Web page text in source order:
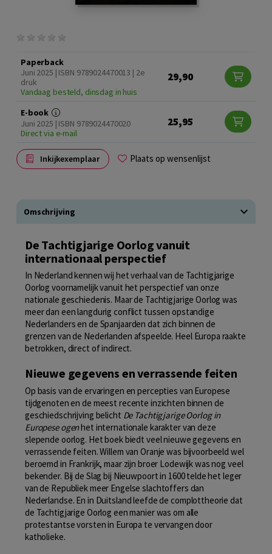
Paperback
Juni 2025 | ISBN 9789024470013 | 2e
druk
Vandaag besteld, dinsdag in huis
29,90
E-book
Juni 2025 | ISBN 9789024470020
Direct via e-mail
25,95
Inkijkexemplaar Plaats op wensenlijst
Omschrijving
De Tachtigjarige Oorlog vanuit
internationaal perspectief
In Nederland kennen wij het verhaal van de Tachtigjarige
Oorlog voornamelijk vanuit het perspectief van onze
nationale geschiedenis. Maar de Tachtigjarige Oorlog was
meer dan een langdurig conflict tussen opstandige
Nederlanders en de Spanjaarden dat zich binnen de
grenzen van de Nederlanden afspeelde. Heel Europa raakte
betrokken, direct of indirect.
Nieuwe gegevens en verrassende feiten
Op basis van de ervaringen en percepties van Europese
tijdgenoten en de meest recente inzichten binnen de
geschiedschrijving belicht De Tachtigjarige Oorlog in
Europese ogenhet internationale karakter van deze
slepende oorlog. Het boek biedt veel nieuwe gegevens en
verrassende feiten. Willem van Oranje was bijvoorbeeld wel
beroemd in Frankrijk, maar zijn broer Lodewijk was nog veel
bekender. Bij de Slag bij Nieuwpoort in 1600 telde het leger
van de Republiek meer Engelse slachtoffers dan
Nederlandse. En in Duitsland leefde de complottheorie dat
de Tachtigjarige Oorlog een manier was om alle
protestantse vorsten in Europa te vervangen door
katholieke.